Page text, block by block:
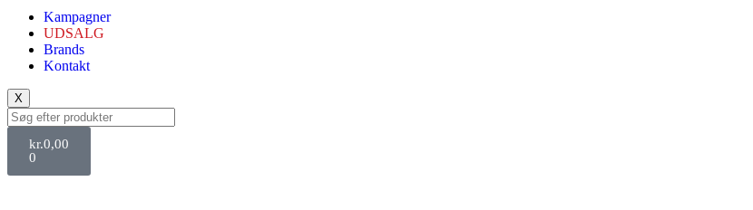
Kampagner
UDSALG
Brands
Kontakt
X
kr.0,00
0